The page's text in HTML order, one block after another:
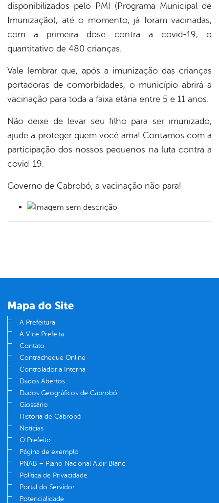
disponibilizados pelo PMI (Programa Municipal de
Imunização), até o momento, já foram vacinadas,
com a primeira dose contra a covid-19, o
quantitativo de 480 crianças.
Vale lembrar que, após a imunização das crianças
portadoras de comorbidades, o município abrirá a
vacinação para toda a faixa etária entre 5 e 11 anos.
Não deixe de levar seu filho para ser imunizado,
ajude a proteger quem você ama! Contamos com a
participação dos nossos pequenos na luta contra a
covid-19.
Governo de Cabrobó, a vacinação não para!
Mapa do Site
A Prefeitura
A Vice Prefeita
Contato
Contracheque Online
Controladoria Interna
Dados Abertos
Dados Geográficos de Cabrobó
Glossário
História de Cabrobó
Notícias
O Prefeito
Página de exemplo
PNAB – Plano Nacional Aldir Blanc
Política de Privacidade
Portal do Servidor
Potencialidade